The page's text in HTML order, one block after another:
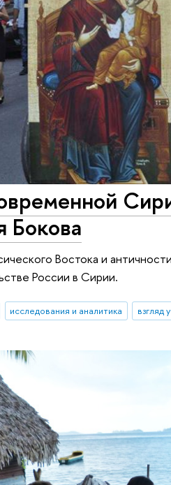
Бокова
Востока и
России в Сирии.
исследования и аналитика взгляд